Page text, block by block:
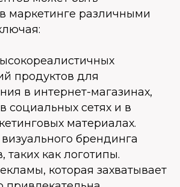
маркетинге различными
продуктов для
в интернет-магазинах,
социальных сетях и в
материалах.
брендинга
таких как логотипы.
которая захватывает